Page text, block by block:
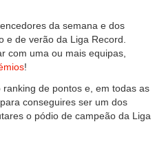
da semana e dos
e de verão da Liga Record.
com uma ou mais equipas,
!
de pontos e, em todas as
conseguires ser um dos
o pódio de campeão da Liga